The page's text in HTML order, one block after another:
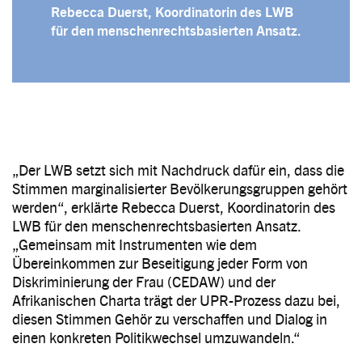
Rebecca Duerst, Koordinatorin des LWB
für den menschenrechtsbasierten Ansatz.
„Der LWB setzt sich mit Nachdruck dafür ein, dass die
Stimmen marginalisierter Bevölkerungsgruppen gehört
werden“, erklärte Rebecca Duerst, Koordinatorin des
LWB für den menschenrechtsbasierten Ansatz.
„Gemeinsam mit Instrumenten wie dem
Übereinkommen zur Beseitigung jeder Form von
Diskriminierung der Frau (CEDAW) und der
Afrikanischen Charta trägt der UPR-Prozess dazu bei,
diesen Stimmen Gehör zu verschaffen und Dialog in
einen konkreten Politikwechsel umzuwandeln.“